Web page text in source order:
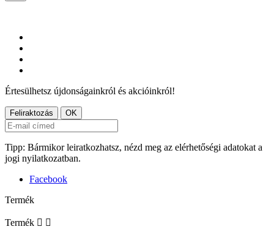
Értesülhetsz újdonságainkról és akcióinkról!
Tipp: Bármikor leiratkozhatsz, nézd meg az elérhetőségi adatokat a
jogi nyilatkozatban.
Facebook
Termék
Termék  